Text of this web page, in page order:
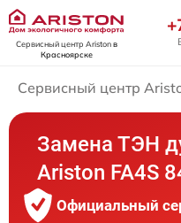
Сервисный центр Aristonв
Красноярске
Сервисный центр
Замена ТЭН
Ariston FA4S
Официальный